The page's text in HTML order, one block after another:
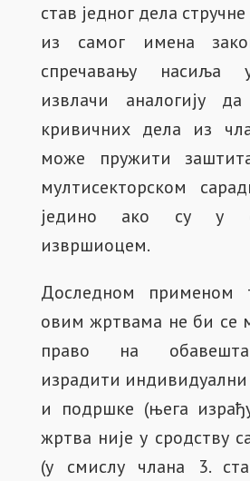
став једног дела стручне
из самог имена
спречавању насиља
извлачи аналогију
кривичних дела из
може пружити
мултисекторском
једино ако су у
извршиоцем.
Доследном применом
овим жртвама не би се
право на
израдити
и подршке (њега
жртва није у сродству
(у смислу члана 3.